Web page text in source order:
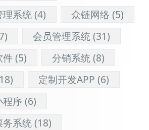
理系统(4) 众链网络 (5)
会员管理系统(31)
件(5) 分销系统(8)
定制开发APP (6)
程序(6)
务系统(18)